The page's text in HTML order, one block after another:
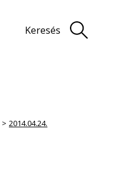
Keresés
2014.04.24.